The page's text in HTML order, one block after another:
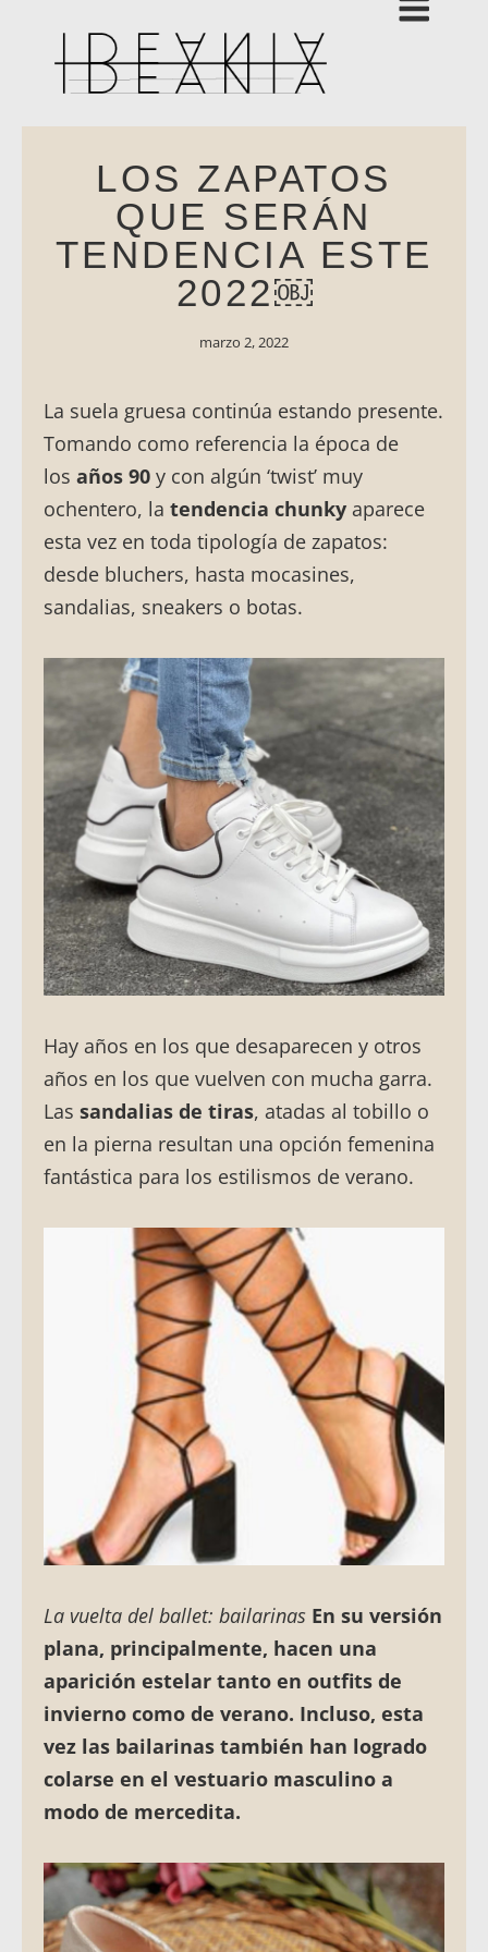
LOS ZAPATOS
QUE SERÁN
TENDENCIA ESTE
2022￼
marzo 2, 2022
La suela gruesa continúa estando presente.
Tomando como referencia la época de
los años 90 y con algún ‘twist’ muy
ochentero, la tendencia chunky aparece
esta vez en toda tipología de zapatos:
desde bluchers, hasta mocasines,
sandalias, sneakers o botas.
Hay años en los que desaparecen y otros
años en los que vuelven con mucha garra.
Las sandalias de tiras, atadas al tobillo o
en la pierna resultan una opción femenina
fantástica para los estilismos de verano.
La vuelta del ballet: bailarinas En su versión
plana, principalmente, hacen una
aparición estelar tanto en outfits de
invierno como de verano. Incluso, esta
vez las bailarinas también han logrado
colarse en el vestuario masculino a
modo de mercedita.